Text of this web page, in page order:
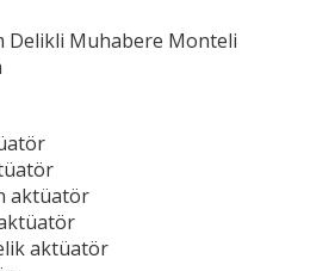
Delikli Muhabere Monteli
aktüatör
aktüatör